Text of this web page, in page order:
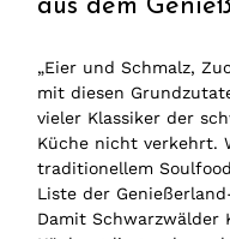
aus dem
„Eier und Schmalz,
mit diesen
vieler Klassiker der
Küche nicht verkehrt.
traditionellem
Liste der
Damit Schwarzwälder